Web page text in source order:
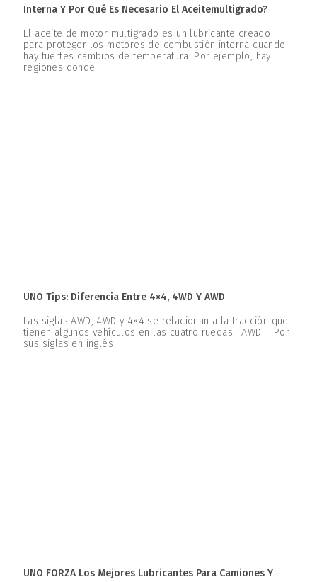
Interna Y Por Qué Es Necesario El Aceitemultigrado?
El aceite de motor multigrado es un lubricante creado
para proteger los motores de combustión interna cuando
hay fuertes cambios de temperatura. Por ejemplo, hay
regiones donde
UNO Tips: Diferencia Entre 4×4, 4WD Y AWD
Las siglas AWD, 4WD y 4×4 se relacionan a la tracción que
tienen algunos vehículos en las cuatro ruedas. AWD Por
sus siglas en inglés
UNO FORZA Los Mejores Lubricantes Para Camiones Y